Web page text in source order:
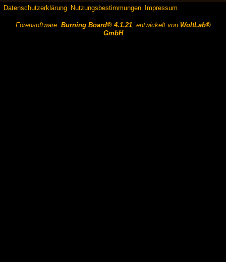
Datenschutzerklärung Nutzungsbestimmungen Impressum
Forensoftware: Burning Board® 4.1.21, entwickelt von WoltLab®
GmbH